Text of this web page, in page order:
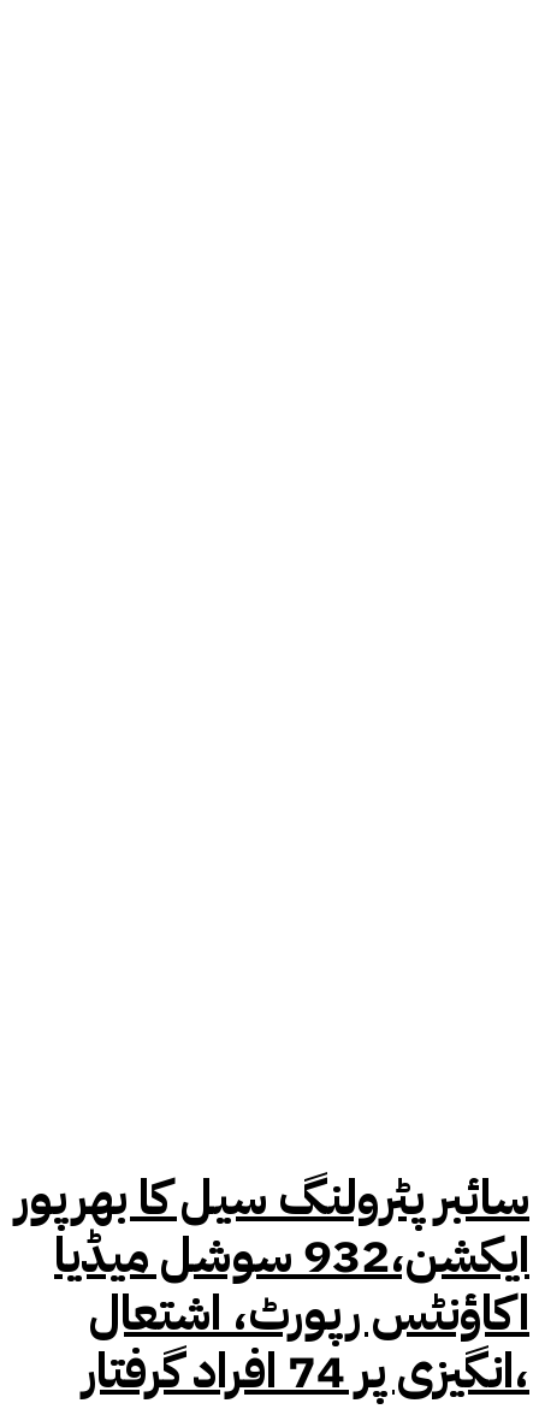
سائبر پٹرولنگ سیل کا بھرپور
ایکشن،932 سوشل میڈیا
اکاؤنٹس رپورٹ، اشتعال
انگیزی پر 74 افراد گرفتار،